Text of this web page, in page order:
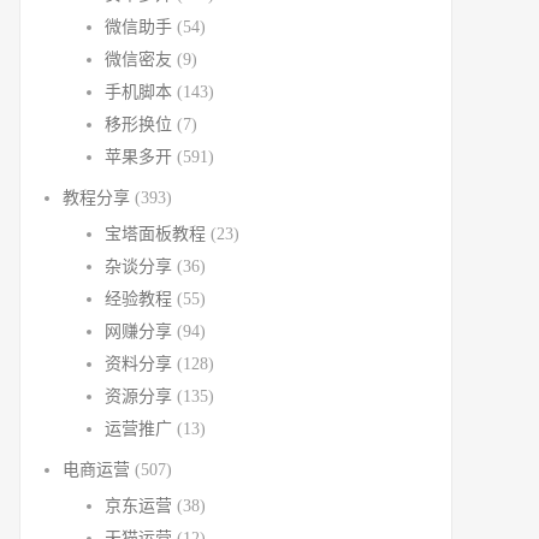
微信助手 (54)
微信密友 (9)
手机脚本 (143)
移形换位 (7)
苹果多开 (591)
教程分享 (393)
宝塔面板教程 (23)
杂谈分享 (36)
经验教程 (55)
网赚分享 (94)
资料分享 (128)
资源分享 (135)
运营推广 (13)
电商运营 (507)
京东运营 (38)